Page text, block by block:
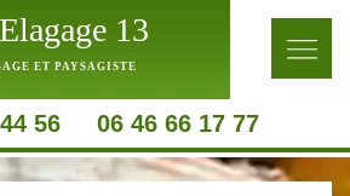
13
ET PAYSAGISTE
56 06 46 66 17 77